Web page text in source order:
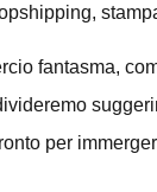
fantasma,
per